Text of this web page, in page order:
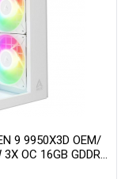
9 9950X3D OEM/
OC 16GB GDDR7